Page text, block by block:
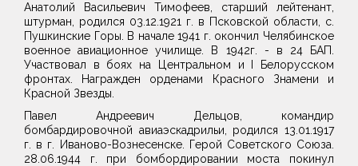
Анатолий Васильевич Тимофеев, старший лейтенант,
штурман, родился 03.12.1921 г. в Псковской области, с.
Пушкинские Горы. В начале 1941 г. окончил Челябинское
военное авиационное училище. В 1942г. - в 24 БАП.
Участвовал в боях на Центральном и I Белорусском
фронтах. Награжден орденами Красного Знамени и
Красной Звезды.
Павел Андреевич Дельцов, командир
бомбардировочной авиаэскадрильи, родился 13.01.1917
г. в г. Иваново-Вознесенске. Герой Советского Союза.
28.06.1944 г. при бомбордировании моста покинул